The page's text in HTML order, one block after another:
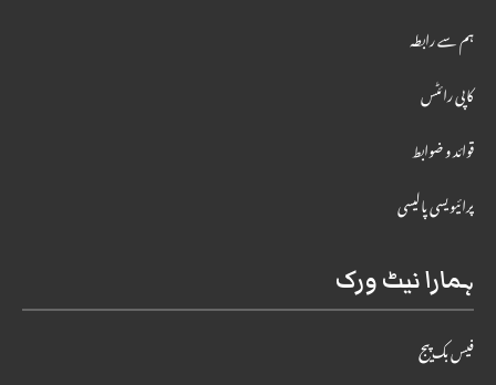
ہم سے رابطہ
کاپی رائٹس
قوائد و ضوابط
پرائیویسی پالیسی
ہمارا نیٹ ورک
فیس بک پیج